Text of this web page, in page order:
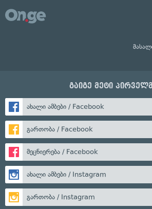
გაიგე მეტი
ახალი ამბები / Facebook
გართობა / Facebook
მეცნიერება / Facebook
ახალი ამბები / Instagram
გართობა / Instagram